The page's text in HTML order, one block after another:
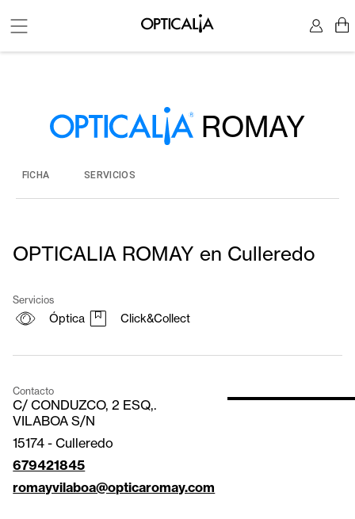
ROMAY
FICHA SERVICIOS
OPTICALIA ROMAY en Culleredo
Servicios
Óptica Click&Collect
Contacto
C/ CONDUZCO, 2 ESQ,.
VILABOA S/N
15174 -Culleredo
679421845
romayvilaboa@opticaromay.com